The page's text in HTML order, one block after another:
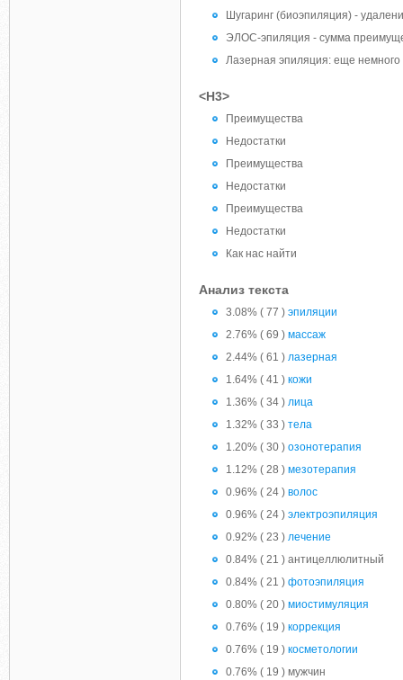
Шугаринг (биоэпиляция) -
ЭЛОС-эпиляция - сумма
Лазерная эпиляция: еще
<H3>
Преимущества
Недостатки
Преимущества
Недостатки
Преимущества
Недостатки
Как нас найти
Анализ текста
3.08% ( 77 ) эпиляции
2.76% ( 69 ) массаж
2.44% ( 61 ) лазерная
1.64% ( 41 ) кожи
1.36% ( 34 ) лица
1.32% ( 33 ) тела
1.20% ( 30 ) озонотерапия
1.12% ( 28 ) мезотерапия
0.96% ( 24 ) волос
0.96% ( 24 ) электроэпиляция
0.92% ( 23 ) лечение
0.84% ( 21 ) антицеллюлитный
0.84% ( 21 ) фотоэпиляция
0.80% ( 20 ) миостимуляция
0.76% ( 19 ) коррекция
0.76% ( 19 ) косметологии
0.76% ( 19 ) мужчин